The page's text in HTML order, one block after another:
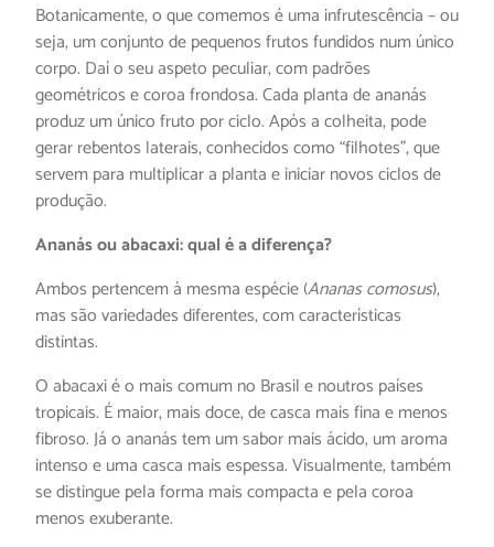
Botanicamente, o que comemos é uma infrutescência – ou
seja, um conjunto de pequenos frutos fundidos num único
corpo. Daí o seu aspeto peculiar, com padrões
geométricos e coroa frondosa. Cada planta de ananás
produz um único fruto por ciclo. Após a colheita, pode
gerar rebentos laterais, conhecidos como “filhotes”, que
servem para multiplicar a planta e iniciar novos ciclos de
produção.
Ananás ou abacaxi: qual é a diferença?
Ambos pertencem à mesma espécie (Ananas comosus),
mas são variedades diferentes, com características
distintas.
O abacaxi é o mais comum no Brasil e noutros países
tropicais. É maior, mais doce, de casca mais fina e menos
fibroso. Já o ananás tem um sabor mais ácido, um aroma
intenso e uma casca mais espessa. Visualmente, também
se distingue pela forma mais compacta e pela coroa
menos exuberante.